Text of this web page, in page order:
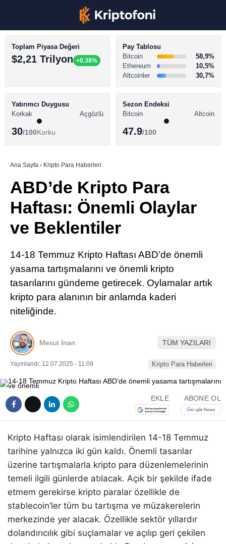
Youtube
TikTok
LinkedIn
Telegram
BİTCOİN HABERLERİ
ALTCOİN HABERLERİ
SÖZLÜK
Toplam Piyasa Değeri
$2,21 Trilyon +0.38%
Pay Tablosu
Bitcoin
58,9%
Ethereum
10,5%
Altcoinler
30,7%
Yatırımcı Duygusu
Korkak
Açgözlü
30/100Korku
Sezon Endeksi
Bitcoin
Altcoin
47.9/100
Ana Sayfa › Kripto Para Haberleri
ABD’de Kripto Para
Haftası: Önemli Olaylar
ve Beklentiler
14-18 Temmuz Kripto Haftası ABD’de önemli
yasama tartışmalarını ve önemli kripto
tasarılarını gündeme getirecek. Oylamalar artık
kripto para alanının bir anlamda kaderi
niteliğinde.
Mesut İnan TÜM YAZILARI
Yayınlandı: 12.07.2025 - 11:09 Kripto Para Haberleri
EKLE ABONE OL
Kripto Haftası olarak isimlendirilen 14-18 Temmuz
tarihine yalnızca iki gün kaldı. Önemli tasarılar
üzerine tartışmalarla kripto para düzenlemelerinin
temeli ilgili günlerde atılacak. Açık bir şekilde ifade
etmem gerekirse kripto paralar özellikle de
stablecoin’ler tüm bu tartışma ve müzakerelerin
merkezinde yer alacak. Özellikle sektör yıllardır
dolandırıcılık gibi suçlamalar ve açılıp geri çekilen